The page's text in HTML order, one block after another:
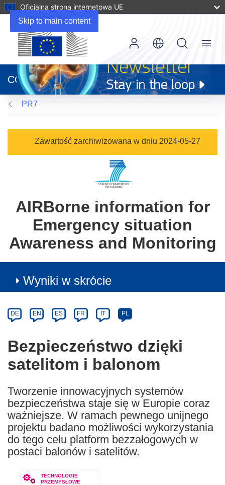
Skip to main content
Oficjalna strona internetowa UE
otworzy
się
w
nowym
oknie)
CORDIS
Menu
PR7
Zawartość zarchiwizowana w dniu 2024-05-27
AIRBorne information for
Emergency situation
Awareness and Monitoring
Wyniki w skrócie
Category
Article
available
the
following
languages:
DE EN ES FR IT PL
Bezpieczeństwo dzięki
satelitom i balonom
Tworzenie innowacyjnych systemów
bezpieczeństwa staje się w Europie coraz
ważniejsze. W ramach pewnego unijnego
projektu badano możliwości wykorzystania
do tego celu platform bezzałogowych w
postaci balonów i satelitów.
TECHNOLOGIE
PRZEMYSŁOWE